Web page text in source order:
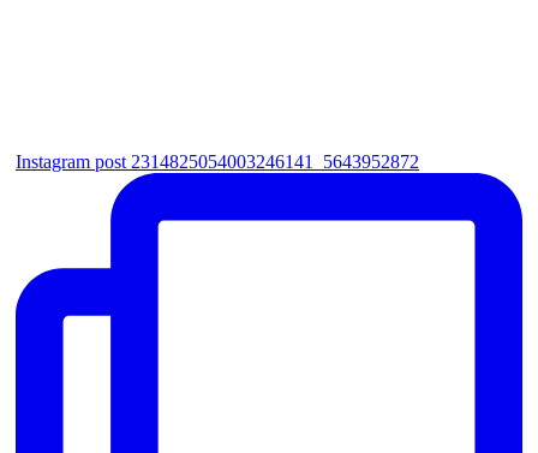
Instagram post 2314825054003246141_5643952872